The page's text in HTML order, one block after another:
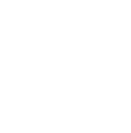
Facebook で表示
ールを Twitter で表示